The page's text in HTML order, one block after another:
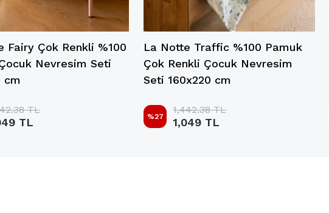
Fairy Çok Renkli %100
Nevresim Seti
cm
TL
TL
La Notte Traffic %100 Pamuk
Çok Renkli Çocuk Nevresim
Seti 160x220 cm
%27
1,442.38 TL
1,049 TL